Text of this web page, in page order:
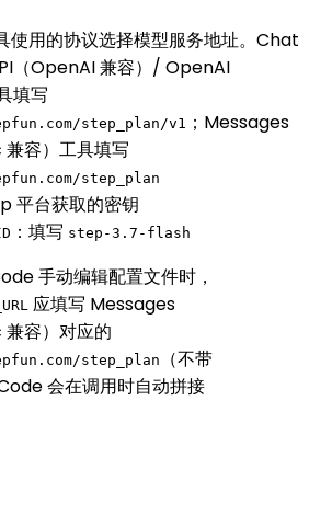
使用的协议选择模型服务地址。Chat
（OpenAI 兼容）/ OpenAI
填写
step_plan/v1 ；Messages
容）工具填写
step_plan
平台获取的密钥
：填写 step-3.7-flash
手动编辑配置文件时，
应填写 Messages
容）对应的
step_plan （不带
会在调用时自动拼接